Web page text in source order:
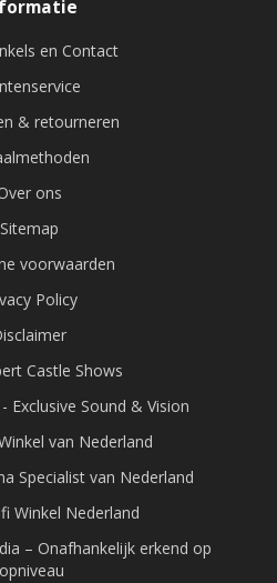
en Contact
& retourneren
ons
Sitemap
voorwaarden
Policy
Castle Shows
Exclusive Sound & Vision
van Nederland
Specialist van Nederland
Winkel Nederland
– Onafhankelijk erkend op